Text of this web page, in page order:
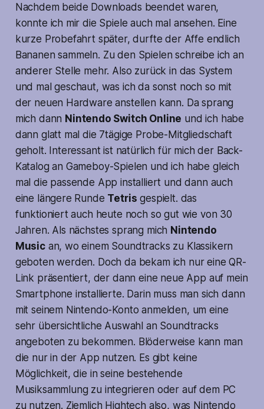
Nachdem beide Downloads beendet waren,
konnte ich mir die Spiele auch mal ansehen. Eine
kurze Probefahrt später, durfte der Affe endlich
Bananen sammeln. Zu den Spielen schreibe ich an
anderer Stelle mehr. Also zurück in das System
und mal geschaut, was ich da sonst noch so mit
der neuen Hardware anstellen kann. Da sprang
mich dann Nintendo Switch Online und ich habe
dann glatt mal die 7tägige Probe-Mitgliedschaft
geholt. Interessant ist natürlich für mich der Back-
Katalog an Gameboy-Spielen und ich habe gleich
mal die passende App installiert und dann auch
eine längere Runde Tetris gespielt. das
funktioniert auch heute noch so gut wie von 30
Jahren. Als nächstes sprang mich Nintendo
Musican, wo einem Soundtracks zu Klassikern
geboten werden. Doch da bekam ich nur eine QR-
Link präsentiert, der dann eine neue App auf mein
Smartphone installierte. Darin muss man sich dann
mit seinem Nintendo-Konto anmelden, um eine
sehr übersichtliche Auswahl an Soundtracks
angeboten zu bekommen. Blöderweise kann man
die nur in der App nutzen. Es gibt keine
Möglichkeit, die in seine bestehende
Musiksammlung zu integrieren oder auf dem PC
zu nutzen. Ziemlich Hightech also, was Nintendo